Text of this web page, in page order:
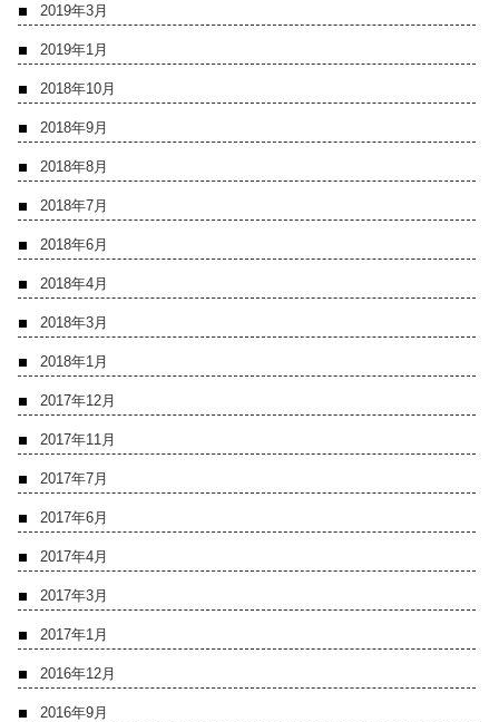
2019年3月
2019年1月
2018年10月
2018年9月
2018年8月
2018年7月
2018年6月
2018年4月
2018年3月
2018年1月
2017年12月
2017年11月
2017年7月
2017年6月
2017年4月
2017年3月
2017年1月
2016年12月
2016年9月